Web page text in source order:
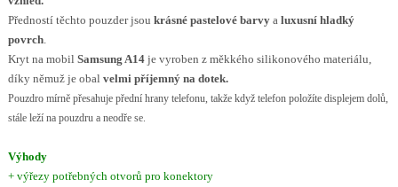
Předností těchto pouzder jsou krásné pastelové barvya luxusní hladký
povrch.
Kryt na mobil Samsung A14 je vyroben z měkkého silikonového materiálu,
díky němuž je obal velmi příjemný na dotek.
Pouzdro mírně přesahuje přední hrany telefonu, takže když telefon položíte displejem dolů,
stále leží na pouzdru a neodře se.
Výhody
+ výřezy potřebných otvorů pro konektory